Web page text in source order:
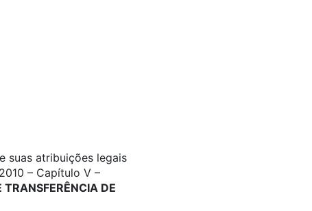
suas atribuições legais
– Capítulo V –
DE